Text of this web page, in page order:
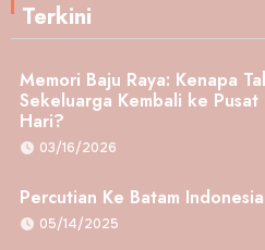
Terkini
Memori Baju Raya: Kenapa
Sekeluarga Kembali ke Pusat
Hari?
03/16/2026
Percutian Ke Batam Indonesia
05/14/2025